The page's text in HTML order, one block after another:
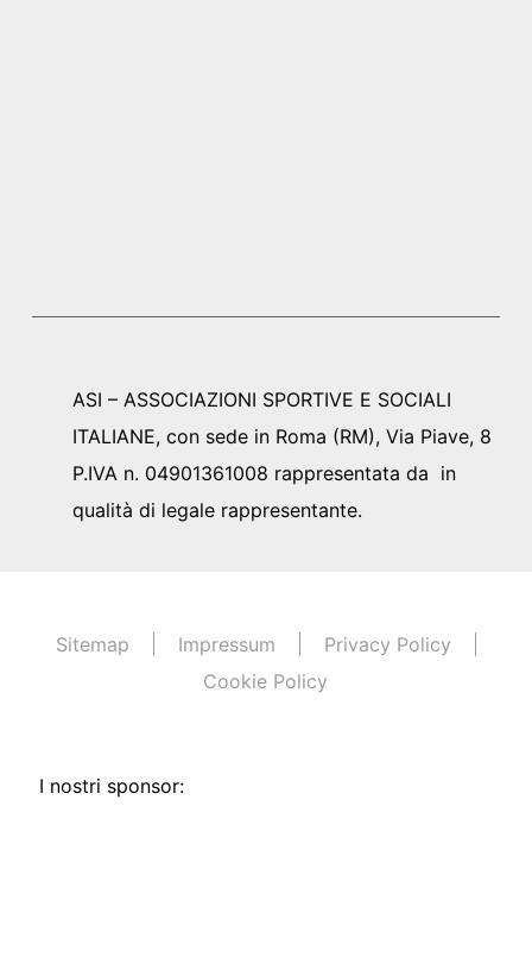
ASI – ASSOCIAZIONI SPORTIVE E SOCIALI
ITALIANE, con sede in Roma (RM), Via Piave, 8
P.IVA n. 04901361008 rappresentata da in
qualità di legale rappresentante.
Sitemap Impressum
Privacy Policy
Cookie Policy
I nostri sponsor: